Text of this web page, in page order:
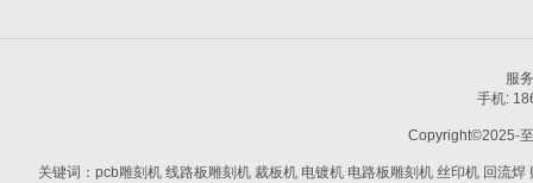
服
手机:
Copyright©2025-
关键词：pcb雕刻机 线路板雕刻机 裁板机 电镀机 电路板雕刻机 丝印机 回流